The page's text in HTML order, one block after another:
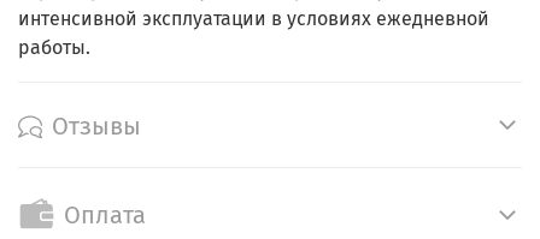
интенсивной эксплуатации в условиях ежедневной
работы.
Отзывы
Оплата